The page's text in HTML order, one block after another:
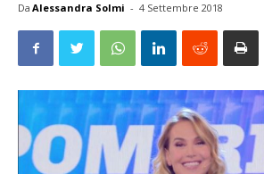
Da Alessandra Solmi - 4 Settembre 2018